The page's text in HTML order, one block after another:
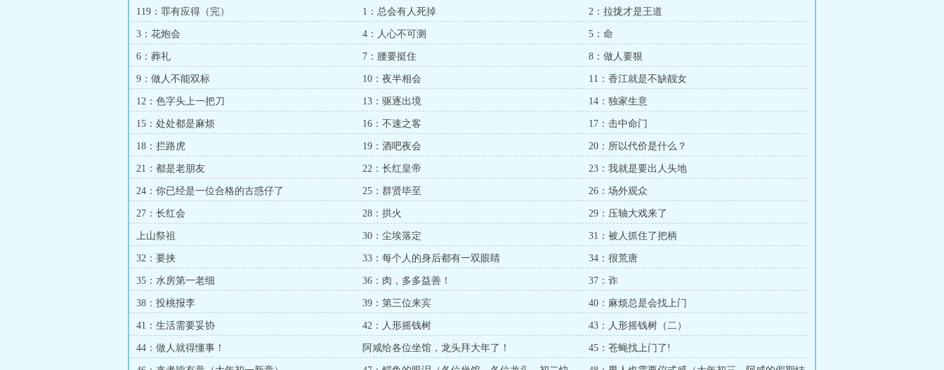
119：罪有应得（完） 1：总会有人死掉 2：拉拢才是王道
3：花炮会 4：人心不可测 5：命
6：葬礼 7：腰要挺住 8：做人要狠
9：做人不能双标 10：夜半相会 11：香江就是不缺靓女
12：色字头上一把刀 13：驱逐出境 14：独家生意
15：处处都是麻烦 16：不速之客 17：击中命门
18：拦路虎 19：酒吧夜会 20：所以代价是什么？
21：都是老朋友 22：长红皇帝 23：我就是要出人头地
24：你已经是一位合格的古惑仔了 25：群贤毕至 26：场外观众
27：长红会 28：拱火 29：压轴大戏来了
上山祭祖 30：尘埃落定 31：被人抓住了把柄
32：要挟 33：每个人的身后都有一双眼睛 34：很荒唐
35：水房第一老细 36：肉，多多益善！ 37：诈
38：投桃报李 39：第三位来宾 40：麻烦总是会找上门
41：生活需要妥协 42：人形摇钱树 43：人形摇钱树（二）
44：做人就得懂事！ 阿咸给各位坐馆，龙头拜大年了！ 45：苍蝇找上门了!